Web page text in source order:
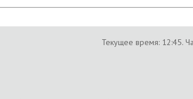
Текущее время: 12:45.